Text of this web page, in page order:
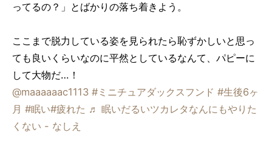
ってるの？」とばかりの落ち着きよう。
ここまで脱力している姿を見られたら恥ずかしいと思っ
ても良いくらいなのに平然としているなんて、パピーに
して大物だ…！
@maaaaaac1113 #ミニチュアダックスフンド #生後6ヶ
月 #眠い#疲れた ♬ 眠いだるいツカレタなんにもやりた
くない - なしえ